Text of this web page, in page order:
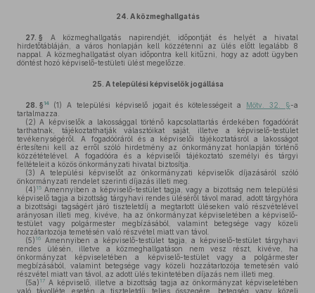
24. A közmeghallgatás
27. § A közmeghallgatás napirendjét, időpontját és helyét a hivatal
hirdetőtábláján, a város honlapján kell közzétenni az ülés előtt legalább 8
nappal. A közmeghallgatást olyan időpontra kell kitűzni, hogy az adott ügyben
döntést hozó képviselő-testületi ülést megelőzze.
25. A települési képviselők jogállása
28. § 14 (1) A települési képviselő jogait és kötelességeit a Mötv. 32. §-a
tartalmazza.
(2) A képviselők a lakossággal történő kapcsolattartás érdekében fogadóórát
tarthatnak, tájékoztathatják választóikat saját, illetve a képviselő-testület
tevékenységéről. A fogadóóráról és a képviselői tájékoztatásról a lakosságot
értesíteni kell az erről szóló hirdetmény az önkormányzat honlapján történő
közzétételével. A fogadóóra és a képviselői tájékoztató személyi és tárgyi
feltételeit a közös önkormányzati hivatal biztosítja.
(3) A települési képviselőt az önkormányzati képviselők díjazásáról szóló
önkormányzati rendelet szerinti díjazás illeti meg.
(4) 15 Amennyiben a képviselő-testület tagja, vagy a bizottság nem települési
képviselő tagja a bizottság tárgyhavi rendes üléséről távol marad, adott tárgyhóra
a bizottsági tagságért járó tiszteletdíj a megtartott üléseken való részvételével
arányosan illeti meg, kivéve, ha az önkormányzat képviseletében a képviselő-
testület vagy polgármester megbízásából, valamint betegsége vagy közeli
hozzátartozója temetésén való részvétel miatt van távol.
(5) 16
Amennyiben a képviselő-testület tagja, a képviselő-testület tárgyhavi
rendes ülésén, illetve a közmeghallgatáson nem vesz részt, kivéve, ha
önkormányzat képviseletében a képviselő-testület vagy a polgármester
megbízásából, valamint betegsége vagy közeli hozzátartozója temetésén való
részvétel miatt van távol, az adott ülés tekintetében díjazás nem illeti meg.
(5a) 17 A képviselő, illetve a bizottság tagja az önkormányzat képviseletében
való távolléte esetén a tiszteletdíj teljes összegére, betegség vagy közeli